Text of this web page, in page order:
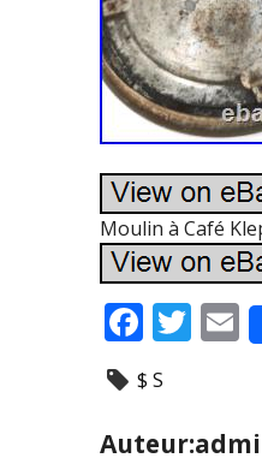
Moulin à Café
F
ac
e
b
T
er
E
l
$ S